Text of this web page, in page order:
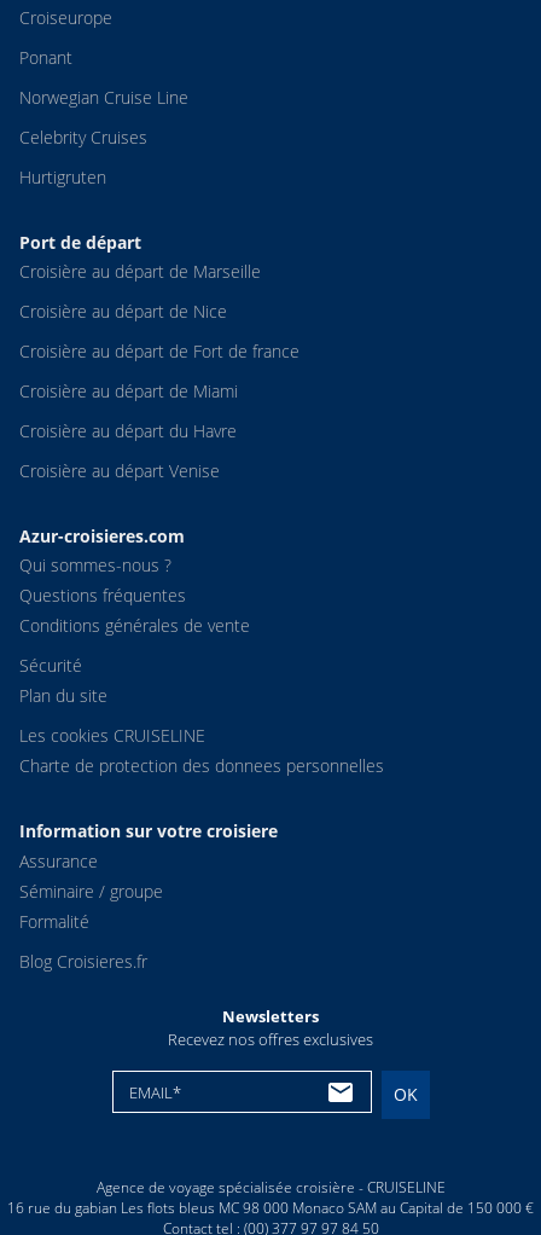
Croiseurope
Ponant
Norwegian Cruise Line
Celebrity Cruises
Hurtigruten
Port de départ
Croisière au départ de Marseille
Croisière au départ de Nice
Croisière au départ de Fort de france
Croisière au départ de Miami
Croisière au départ du Havre
Croisière au départ Venise
Azur-croisieres.com
Qui sommes-nous ?
Questions fréquentes
Conditions générales de vente
Sécurité
Plan du site
Les cookies CRUISELINE
Charte de protection des donnees personnelles
Information sur votre croisiere
Assurance
Séminaire / groupe
Formalité
Blog Croisieres.fr
Newsletters
Recevez nos offres exclusives
EMAIL* OK
Agence de voyage spécialisée croisière - CRUISELINE
16 rue du gabian Les flots bleus MC 98 000 Monaco SAM au Capital de 150 000 €
Contact tel : (00) 377 97 97 84 50